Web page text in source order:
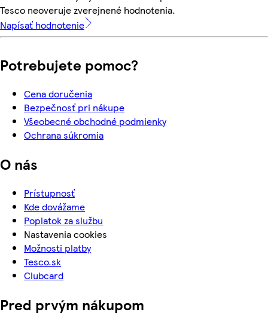
Tesco neoveruje zverejnené hodnotenia.
Napísať hodnotenie
Potrebujete pomoc?
Cena doručenia
Bezpečnosť pri nákupe
Všeobecné obchodné podmienky
Ochrana súkromia
O nás
Prístupnosť
Kde dovážame
Poplatok za službu
Nastavenia cookies
Možnosti platby
Tesco.sk
Clubcard
Pred prvým nákupom